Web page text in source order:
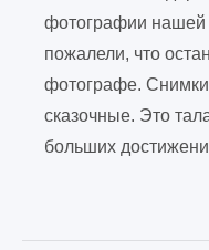
фотографии нашей
пожалели, что
фотографе. Снимки
сказочные. Это
больших